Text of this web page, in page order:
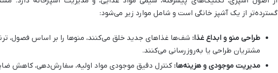
گسترده‌تر از یک آشپز خانگی است و شامل موارد زیر می‌شود:
طراحی منو و ابداع غذا: شف‌ها غذاهای جدید خلق می‌کنند، منوها را بر اساس فصول،
مشتریان طراحی یا به‌روزرسانی می‌کنند.
مدیریت موجودی و هزینه‌ها: کنترل دقیق موجودی مواد اولیه، سفارش‌دهی، کاهش